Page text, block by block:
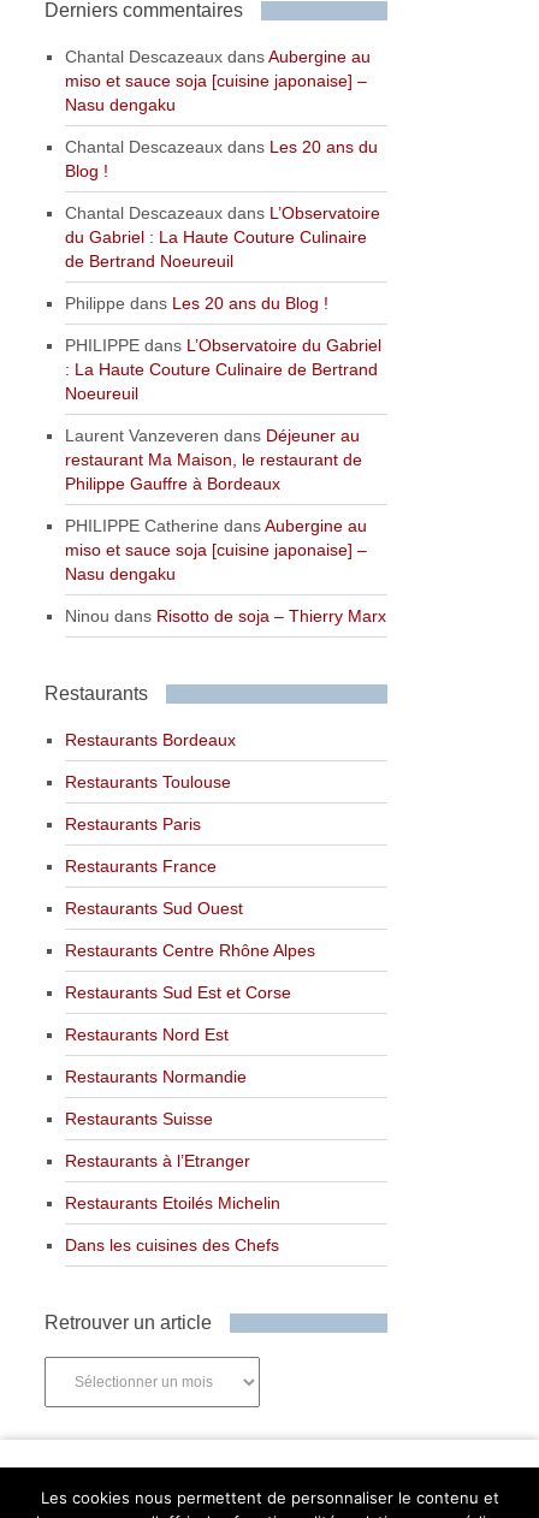
Derniers commentaires
Chantal Descazeaux dansAubergine au
miso et sauce soja [cuisine japonaise] –
Nasu dengaku
Chantal Descazeaux dans Les 20 ans du
Blog !
Chantal Descazeaux dans L’Observatoire
du Gabriel : La Haute Couture Culinaire
de Bertrand Noeureuil
Philippe dans Les 20 ans du Blog !
PHILIPPE dans L’Observatoire du Gabriel
: La Haute Couture Culinaire de Bertrand
Noeureuil
Laurent Vanzeveren dans Déjeuner au
restaurant Ma Maison, le restaurant de
Philippe Gauffre à Bordeaux
PHILIPPE Catherine dansAubergine au
miso et sauce soja [cuisine japonaise] –
Nasu dengaku
Ninou dans Risotto de soja – Thierry Marx
Restaurants
Restaurants Bordeaux
Restaurants Toulouse
Restaurants Paris
Restaurants France
Restaurants Sud Ouest
Restaurants Centre Rhône Alpes
Restaurants Sud Est et Corse
Restaurants Nord Est
Restaurants Normandie
Restaurants Suisse
Restaurants à l’Etranger
Restaurants Etoilés Michelin
Dans les cuisines des Chefs
Retrouver un article
Les cookies nous permettent de personnaliser le contenu et